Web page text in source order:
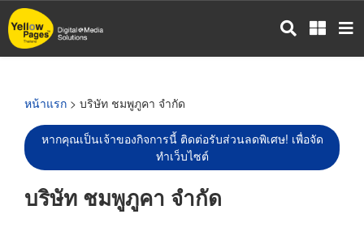
ข้าม
ไป
หน้าแรก > บริษัท ชมพูภูคา จำกัด
หากคุณเป็นเจ้าของกิจการนี้ ติดต่อรับส่วนลดพิเศษ! เพื่อจัด
ทำเว็บไซต์
บริษัท ชมพูภูคา จำกัด